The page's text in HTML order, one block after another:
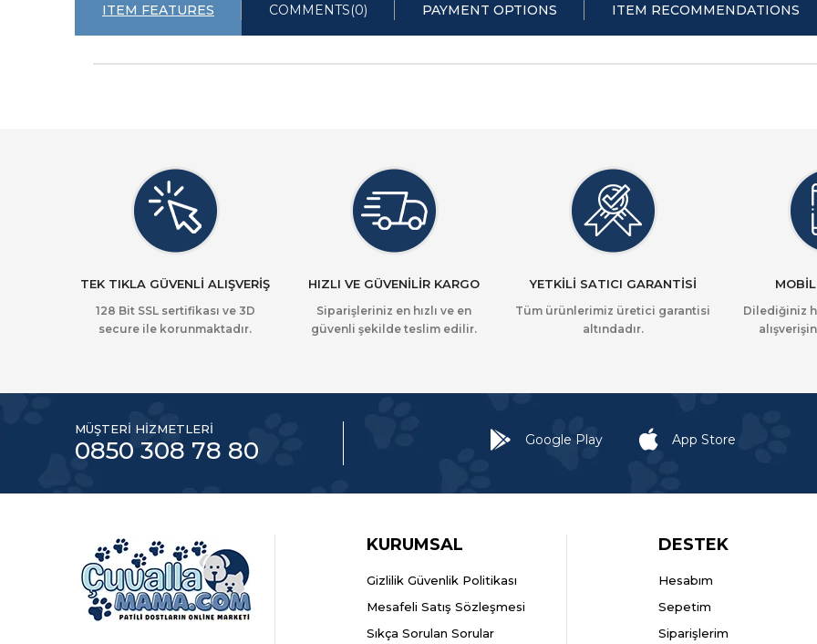
ITEM FEATURES COMMENTS(0) PAYMENT OPTIONS ITEM RECOMMENDATIONS
TEK TIKLA GÜVENLİ ALIŞVERİŞ
128 Bit SSL sertifikası ve 3D
secure ile korunmaktadır.
HIZLI VE GÜVENİLİR KARGO
Siparişleriniz en hızlı ve en
güvenli şekilde teslim edilir.
YETKİLİ SATICI GARANTİSİ
Tüm ürünlerimiz üretici garantisi
altındadır.
Dilediğiniz
MÜŞTERİ HİZMETLERİ
0850 308 78 80 Google Play App Store
KURUMSAL
Gizlilik Güvenlik Politikası
Mesafeli Satış Sözleşmesi
Sıkça Sorulan Sorular
DESTEK
Hesabım
Sepetim
Siparişlerim